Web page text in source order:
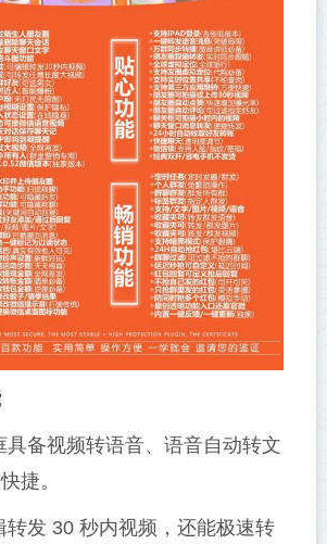
具备视频转语音、语音自动转文
捷。
转发 30 秒内视频，还能极速转